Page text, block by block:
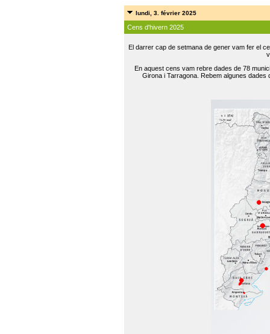
lundi, 3. février 2025
Cens d'hivern 2025
El darrer cap de setmana de gener vam fer el
En aquest cens vam rebre dades de 78
Girona i Tarragona. Rebem algunes